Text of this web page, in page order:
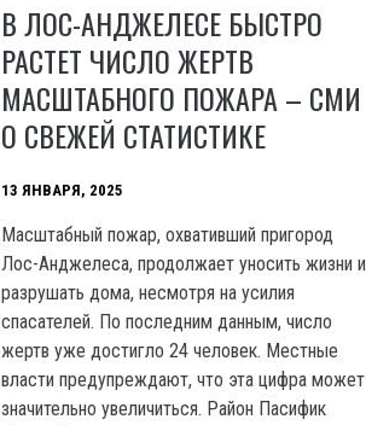
В ЛОС-АНДЖЕЛЕСЕ БЫСТРО
РАСТЕТ ЧИСЛО ЖЕРТВ
МАСШТАБНОГО ПОЖАРА – СМИ
О СВЕЖЕЙ СТАТИСТИКЕ
13 ЯНВАРЯ, 2025
Масштабный пожар, охвативший пригород
Лос-Анджелеса, продолжает уносить жизни и
разрушать дома, несмотря на усилия
спасателей. По последним данным, число
жертв уже достигло 24 человек. Местные
власти предупреждают, что эта цифра может
значительно увеличиться. Район Пасифик